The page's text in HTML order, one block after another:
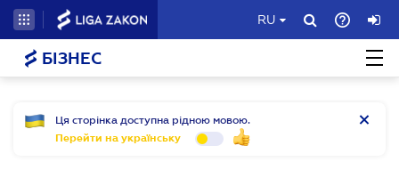
RU
БІЗНЕС
Ця сторінка доступна рідною мовою.
Перейти на українську